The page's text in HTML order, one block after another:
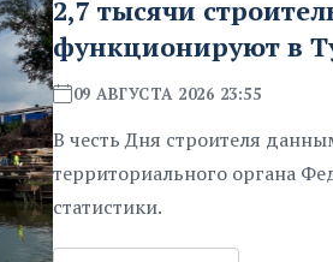
2,7 тысячи
функционируют в
09 АВГУСТА 2026 23:55
В честь Дня строителя
территориального органа
статистики.